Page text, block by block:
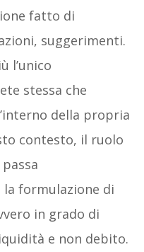
fatto di
suggerimenti.
l’unico
stessa che
della propria
contesto, il ruolo
formulazione di
in grado di
e non debito.